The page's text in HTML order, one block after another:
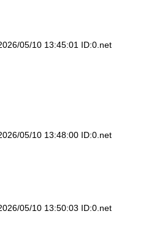
05/10 13:45:01 ID:0.net
05/10 13:48:00 ID:0.net
05/10 13:50:03 ID:0.net